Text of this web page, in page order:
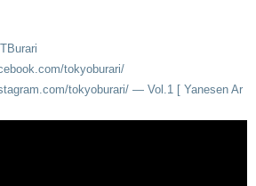
tokyoburari/
tokyoburari/ — Vol.1 [ Yanesen Ar